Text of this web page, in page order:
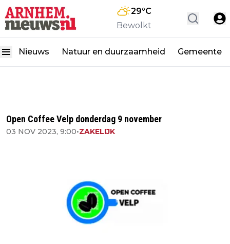
29°C
Bewolkt
Nieuws Natuur en duurzaamheid Gemeente
Open Coffee Velp donderdag 9 november
03 NOV 2023, 9:00•ZAKELIJK